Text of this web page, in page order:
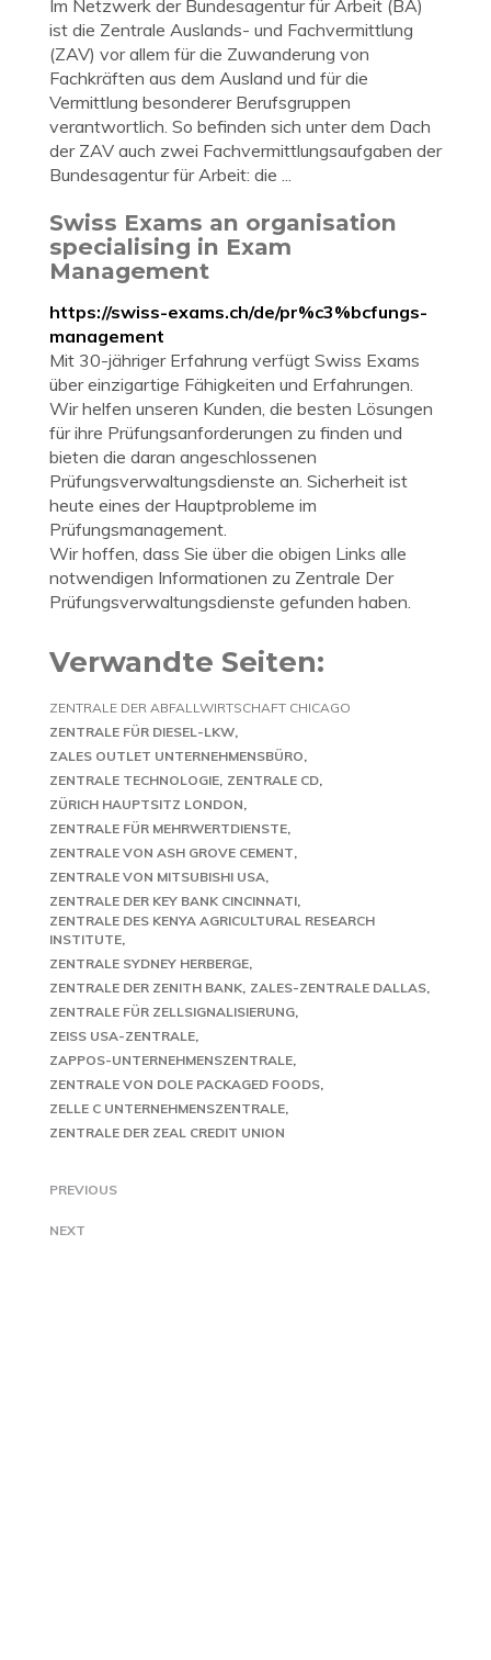
Im Netzwerk der Bundesagentur für Arbeit (BA)
ist die Zentrale Auslands- und Fachvermittlung
(ZAV) vor allem für die Zuwanderung von
Fachkräften aus dem Ausland und für die
Vermittlung besonderer Berufsgruppen
verantwortlich. So befinden sich unter dem Dach
der ZAV auch zwei Fachvermittlungsaufgaben der
Bundesagentur für Arbeit: die ...
Swiss Exams an organisation
specialising in Exam
Management
https://swiss-exams.ch/de/pr%c3%bcfungs-
management
Mit 30-jähriger Erfahrung verfügt Swiss Exams
über einzigartige Fähigkeiten und Erfahrungen.
Wir helfen unseren Kunden, die besten Lösungen
für ihre Prüfungsanforderungen zu finden und
bieten die daran angeschlossenen
Prüfungsverwaltungsdienste an. Sicherheit ist
heute eines der Hauptprobleme im
Prüfungsmanagement.
Wir hoffen, dass Sie über die obigen Links alle
notwendigen Informationen zu Zentrale Der
Prüfungsverwaltungsdienste gefunden haben.
Verwandte Seiten:
ZENTRALE DER ABFALLWIRTSCHAFT CHICAGO
ZENTRALE FÜR DIESEL-LKW
ZALES OUTLET UNTERNEHMENSBÜRO
ZENTRALE TECHNOLOGIE ZENTRALE CD
ZÜRICH HAUPTSITZ LONDON
ZENTRALE FÜR MEHRWERTDIENSTE
ZENTRALE VON ASH GROVE CEMENT
ZENTRALE VON MITSUBISHI USA
ZENTRALE DER KEY BANK CINCINNATI
ZENTRALE DES KENYA AGRICULTURAL RESEARCH
INSTITUTE
ZENTRALE SYDNEY HERBERGE
ZENTRALE DER ZENITH BANK ZALES-ZENTRALE DALLAS
ZENTRALE FÜR ZELLSIGNALISIERUNG
ZEISS USA-ZENTRALE
ZAPPOS-UNTERNEHMENSZENTRALE
ZENTRALE VON DOLE PACKAGED FOODS
ZELLE C UNTERNEHMENSZENTRALE
ZENTRALE DER ZEAL CREDIT UNION
PREVIOUS
NEXT